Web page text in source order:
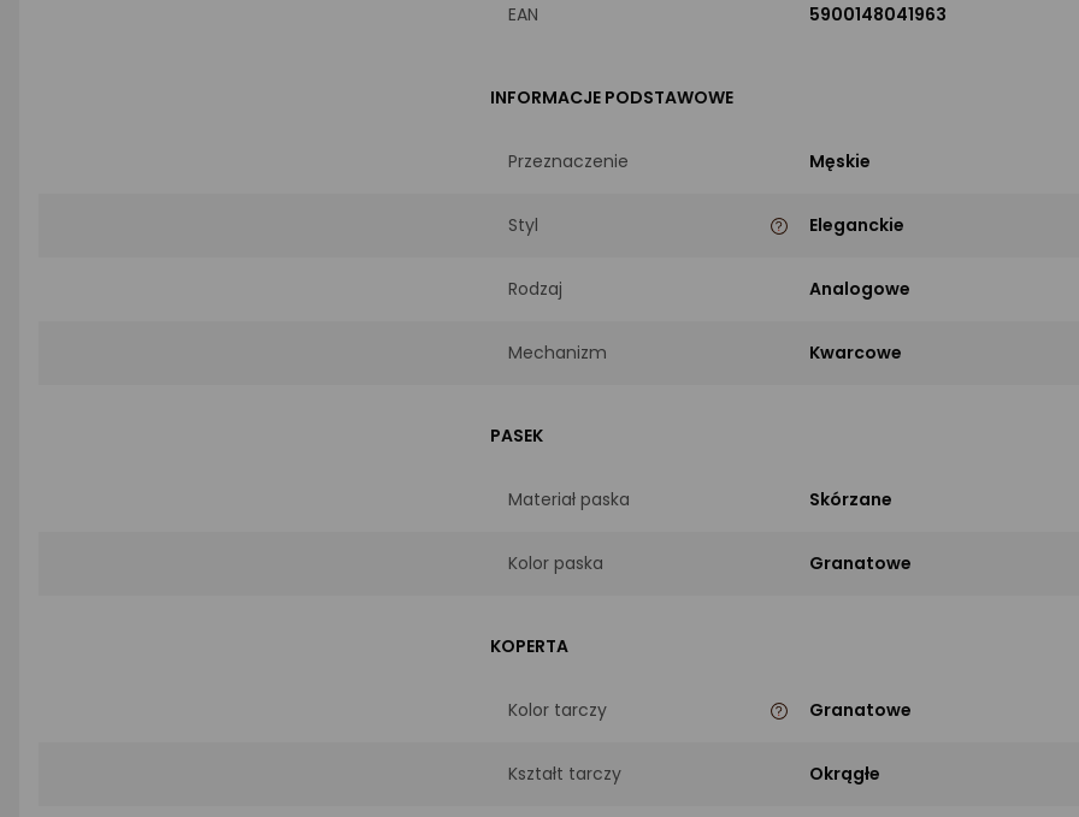
EAN 5900148041963
INFORMACJE PODSTAWOWE
Przeznaczenie Męskie
Styl Eleganckie
Rodzaj Analogowe
Mechanizm Kwarcowe
PASEK
Materiał paska Skórzane
Kolor paska Granatowe
KOPERTA
Kolor tarczy Granatowe
Kształt tarczy Okrągłe